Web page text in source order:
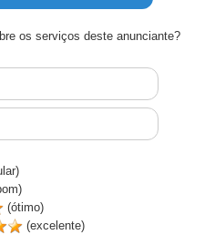
os serviços deste anunciante?
(ótimo)
(excelente)